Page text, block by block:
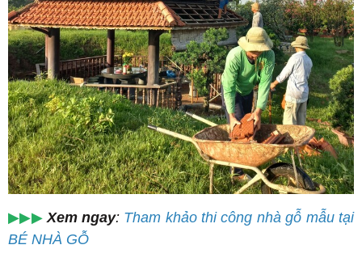
▶▶▶ Xem ngay: Tham khảo thi công nhà gỗ mẫu tại
BÉ NHÀ GỖ